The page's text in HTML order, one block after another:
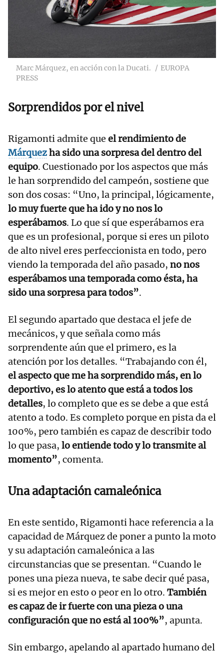
Marc Márquez, en acción con la Ducati.
EUROPA
PRESS
Sorprendidos por el nivel
Rigamonti admite que el rendimiento de
Márquezha sido una sorpresa del dentro del
equipo. Cuestionado por los aspectos que más
le han sorprendido del campeón, sostiene que
son dos cosas: “Uno, la principal, lógicamente,
lo muy fuerte que ha ido y no nos lo
esperábamos. Lo que sí que esperábamos era
que es un profesional, porque si eres un piloto
de alto nivel eres perfeccionista en todo, pero
viendo la temporada del año pasado, no nos
esperábamos una temporada como ésta, ha
sido una sorpresa para todos”.
El segundo apartado que destaca el jefe de
mecánicos, y que señala como más
sorprendente aún que el primero, es la
atención por los detalles. “Trabajando con él,
el aspecto que me ha sorprendido más, en lo
deportivo, es lo atento que está a todos los
detalles, lo completo que es se debe a que está
atento a todo. Es completo porque en pista da el
100%, pero también es capaz de describir todo
lo que pasa, lo entiende todo y lo transmite al
momento”, comenta.
Una adaptación camaleónica
En este sentido, Rigamonti hace referencia a la
capacidad de Márquez de poner a punto la moto
y su adaptación camaleónica a las
circunstancias que se presentan. “Cuando le
pones una pieza nueva, te sabe decir qué pasa,
si es mejor en esto o peor en lo otro. También
es capaz de ir fuerte con una pieza o una
configuración que no está al 100%”, apunta.
Sin embargo, apelando al apartado humano del